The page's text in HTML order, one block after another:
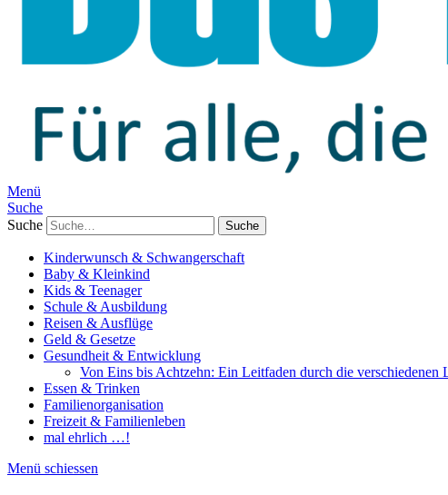
Menü
Suche
Suche
Kinderwunsch & Schwangerschaft
Baby & Kleinkind
Kids & Teenager
Schule & Ausbildung
Reisen & Ausflüge
Geld & Gesetze
Gesundheit & Entwicklung
Von Eins bis Achtzehn: Ein Leitfaden durch die verschiedenen
Essen & Trinken
Familienorganisation
Freizeit & Familienleben
mal ehrlich …!
Menü schiessen